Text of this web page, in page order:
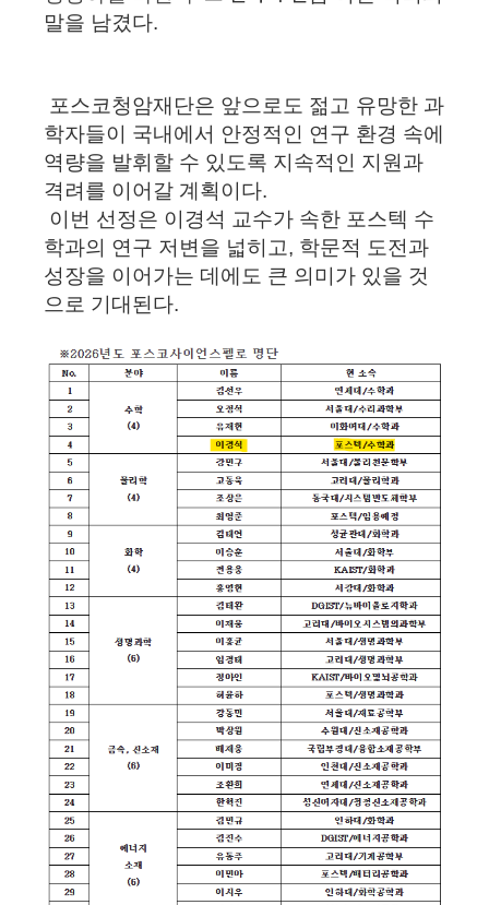
말을 남겼다.
포스코청암재단은 앞으로도 젊고 유망한 과
학자들이 국내에서 안정적인 연구 환경 속에
역량을 발휘할 수 있도록 지속적인 지원과
격려를 이어갈 계획이다.
이번 선정은 이경석 교수가 속한 포스텍 수
학과의 연구 저변을 넓히고, 학문적 도전과
성장을 이어가는 데에도 큰 의미가 있을 것
으로 기대된다.